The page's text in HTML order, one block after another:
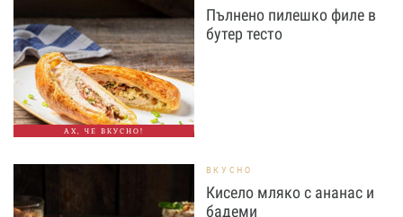
АХ, ЧЕ ВКУСНО!
Пълнено пилешко филе в
бутер тесто
ВКУСНО
Кисело мляко с ананас и
бадеми